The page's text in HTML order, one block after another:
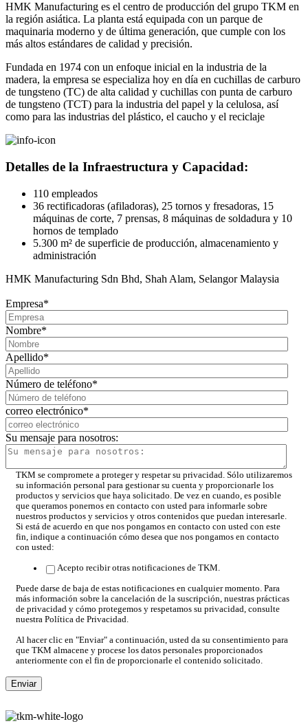
HMK Manufacturing es el centro de producción del grupo TKM en
la región asiática. La planta está equipada con un parque de
maquinaria moderno y de última generación, que cumple con los
más altos estándares de calidad y precisión.
Fundada en 1974 con un enfoque inicial en la industria de la
madera, la empresa se especializa hoy en día en cuchillas de carburo
de tungsteno (TC) de alta calidad y cuchillas con punta de carburo
de tungsteno (TCT) para la industria del papel y la celulosa, así
como para las industrias del plástico, el caucho y el reciclaje
Detalles de la Infraestructura y Capacidad:
110 empleados
36 rectificadoras (afiladoras), 25 tornos y fresadoras, 15
máquinas de corte, 7 prensas, 8 máquinas de soldadura y 10
hornos de templado
5.300 m² de superficie de producción, almacenamiento y
administración
HMK Manufacturing Sdn Bhd, Shah Alam, Selangor Malaysia
Empresa*
Nombre*
Apellido*
Número de teléfono*
correo electrónico*
Su mensaje para nosotros:
TKM se compromete a proteger y respetar su privacidad. Sólo utilizaremos
su información personal para gestionar su cuenta y proporcionarle los
productos y servicios que haya solicitado. De vez en cuando, es posible
que queramos ponernos en contacto con usted para informarle sobre
nuestros productos y servicios y otros contenidos que puedan interesarle.
Si está de acuerdo en que nos pongamos en contacto con usted con este
fin, indique a continuación cómo desea que nos pongamos en contacto
con usted:
Acepto recibir otras notificaciones de TKM.
Puede darse de baja de estas notificaciones en cualquier momento. Para
más información sobre la cancelación de la suscripción, nuestras prácticas
de privacidad y cómo protegemos y respetamos su privacidad, consulte
nuestra Política de Privacidad.
Al hacer clic en "Enviar" a continuación, usted da su consentimiento para
que TKM almacene y procese los datos personales proporcionados
anteriormente con el fin de proporcionarle el contenido solicitado.